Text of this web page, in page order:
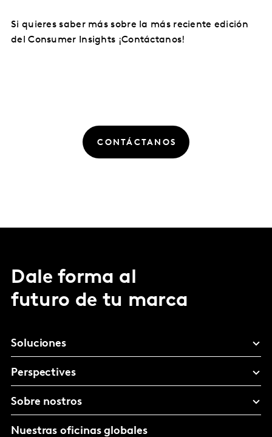
Si quieres saber más sobre la más reciente edición
del Consumer Insights ¡Contáctanos!
CONTÁCTANOS
Dale forma al
futuro de tu marca
Soluciones
Perspectives
Sobre nostros
Nuestras oficinas globales